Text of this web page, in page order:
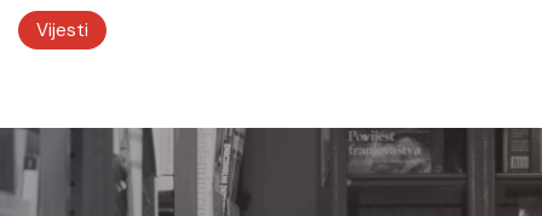
Vijesti